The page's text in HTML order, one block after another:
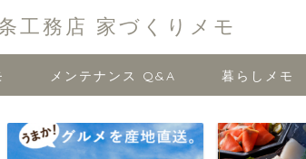
工務店 家づくりメモ
メンテナンス Q&A 暮らしメモ